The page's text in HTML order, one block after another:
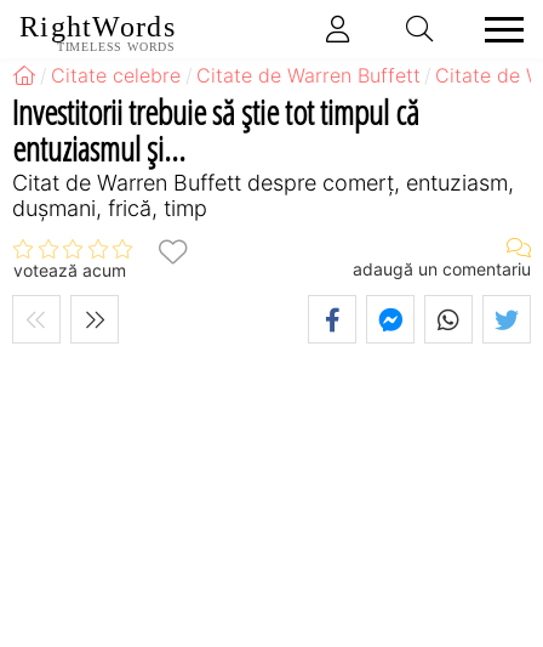
RightWords
TIMELESS WORDS
Citate celebre Citate de Warren Buffett Citate de
Investitorii trebuie să ştie tot timpul că
entuziasmul şi...
Citat de Warren Buffett despre comerț, entuziasm,
dușmani, frică, timp
votează acum adaugă un comentariu